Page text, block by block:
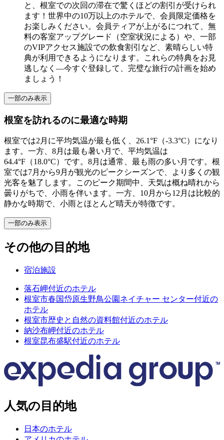
と、根室での次回の滞在で驚くほどの割引が受けられ
ます！世界中の10万以上のホテルで、会員限定価格を
お楽しみください。会員ティアが上がるにつれて、無
料の客室アップグレード（空室状況による）や、一部
のVIPアクセス施設での飲食割引など、素晴らしい特
典が利用できるようになります。これらの特典をお見
逃しなく—今すぐ登録して、完璧な旅行の計画を始め
ましょう！
一部のみ表示
根室を訪れるのに最適な時期
根室では2月に平均気温が最も低く、26.1°F（-3.3°C）になり
ます。一方、8月は最も暑い月で、平均気温は
64.4°F（18.0°C）です。8月は通常、最も雨の多い月です。根
室では7月から9月が観光のピークシーズンで、より多くの観
光客を魅了します。このピーク期間中、天気は概ね晴れから
曇りがちで、小雨を伴います。一方、10月から12月は比較的
静かな時期で、小雨とほとんど晴天が特徴です。
一部のみ表示
その他の目的地
宿泊施設
落石岬付近のホテル
根室市春国岱原生野鳥公園ネイチャー センター付近の
ホテル
根室市歴史と自然の資料館付近のホテル
納沙布岬付近のホテル
根室昆布盛駅付近のホテル
人気の目的地
日本のホテル